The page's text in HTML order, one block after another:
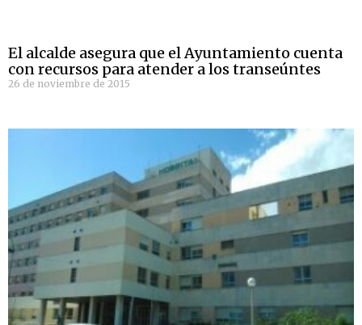
El alcalde asegura que el Ayuntamiento cuenta
con recursos para atender a los transeúntes
26 de noviembre de 2015